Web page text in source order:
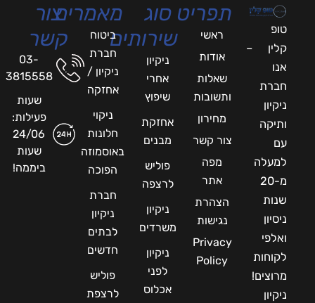
טופ
קלין –
אנו
חברת
ניקיון
ותיקה
עם
למעלה
מ-20
שנות
ניסיון
ואלפי
לקוחות
מרוצים!
ניקיון
תפריט
ראשי
אודות
שאלות
ותשובות
מחירון
צור קשר
מפה
אתר
הצהרת
נגישות
Privacy
Policy
סוג
שירותים
ניקיון
אחרי
שיפוץ
אחזקת
מבנים
פוליש
לרצפה
ניקיון
משרדים
ניקיון
לפני
אכלוס
מאמרים
ביטוח
חברת
ניקיון /
אחזקה
ניקוי
חלונות
באוסמוזה
הפוכה
חברת
ניקיון
לבתים
חדשים
פוליש
לרצפת
צור
קשר
03-
3815558
שעות
פעילות:
24/06
שעות
ביממה!